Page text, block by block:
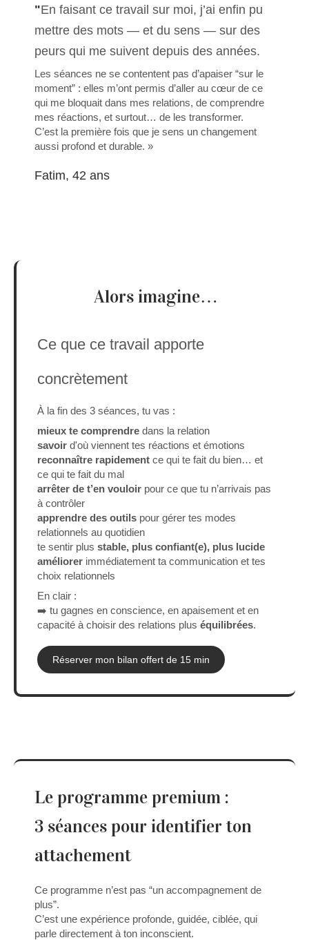
"En faisant ce travail sur moi, j’ai enfin pu
mettre des mots — et du sens — sur des
peurs qui me suivent depuis des années.
Les séances ne se contentent pas d’apaiser “sur le
moment” : elles m’ont permis d’aller au cœur de ce
qui me bloquait dans mes relations, de comprendre
mes réactions, et surtout… de les transformer.
C’est la première fois que je sens un changement
aussi profond et durable. »
Fatim, 42 ans
Alors imagine…
Ce que ce travail apporte
concrètement
À la fin des 3 séances, tu vas :
mieux te comprendre dans la relation
savoir d'où viennent tes réactions et émotions
reconnaître rapidement ce qui te fait du bien… et
ce qui te fait du mal
arrêter de t’en vouloir pour ce que tu n’arrivais pas
à contrôler
apprendre des outils pour gérer tes modes
relationnels au quotidien
te sentir plus stable, plus confiant(e), plus lucide
améliorer immédiatement ta communication et tes
choix relationnels
En clair :
➡️ tu gagnes en conscience, en apaisement et en
capacité à choisir des relations plus équilibrées.
Réserver mon bilan offert de 15 min
Le programme premium :
3 séances pour identifier ton
attachement
Ce programme n’est pas “un accompagnement de
plus”.
C’est une expérience profonde, guidée, ciblée, qui
parle directement à ton inconscient.